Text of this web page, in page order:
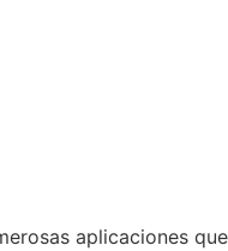
aplicaciones